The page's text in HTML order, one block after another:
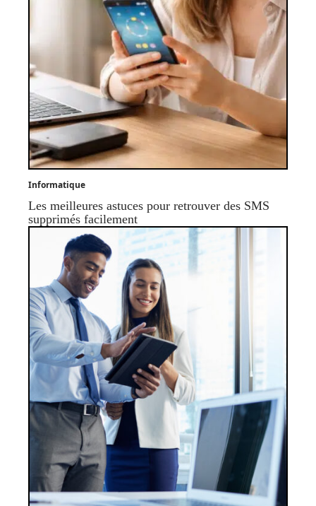
Informatique
Les meilleures astuces pour retrouver des SMS
supprimés facilement